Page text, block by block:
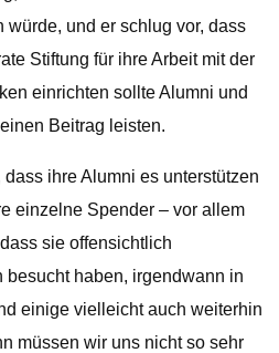
und er schlug vor, dass
Stiftung für ihre Arbeit mit der
einrichten sollte Alumni und
Beitrag leisten.
ihre Alumni es unterstützen
einzelne Spender – vor allem
sie offensichtlich
besucht haben, irgendwann in
einige vielleicht auch weiterhin
müssen wir uns nicht so sehr